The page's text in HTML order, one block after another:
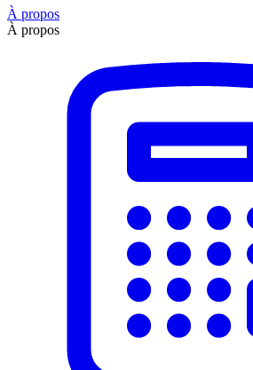
À propos
À propos